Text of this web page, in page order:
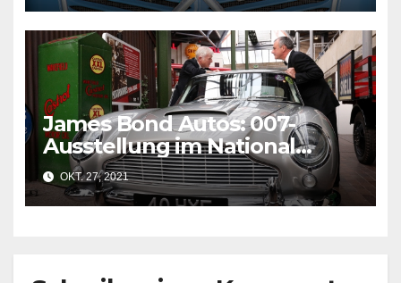
James Bond Autos: 007-
Ausstellung im National
Motor Museum in Beaulieu
OKT. 27, 2021